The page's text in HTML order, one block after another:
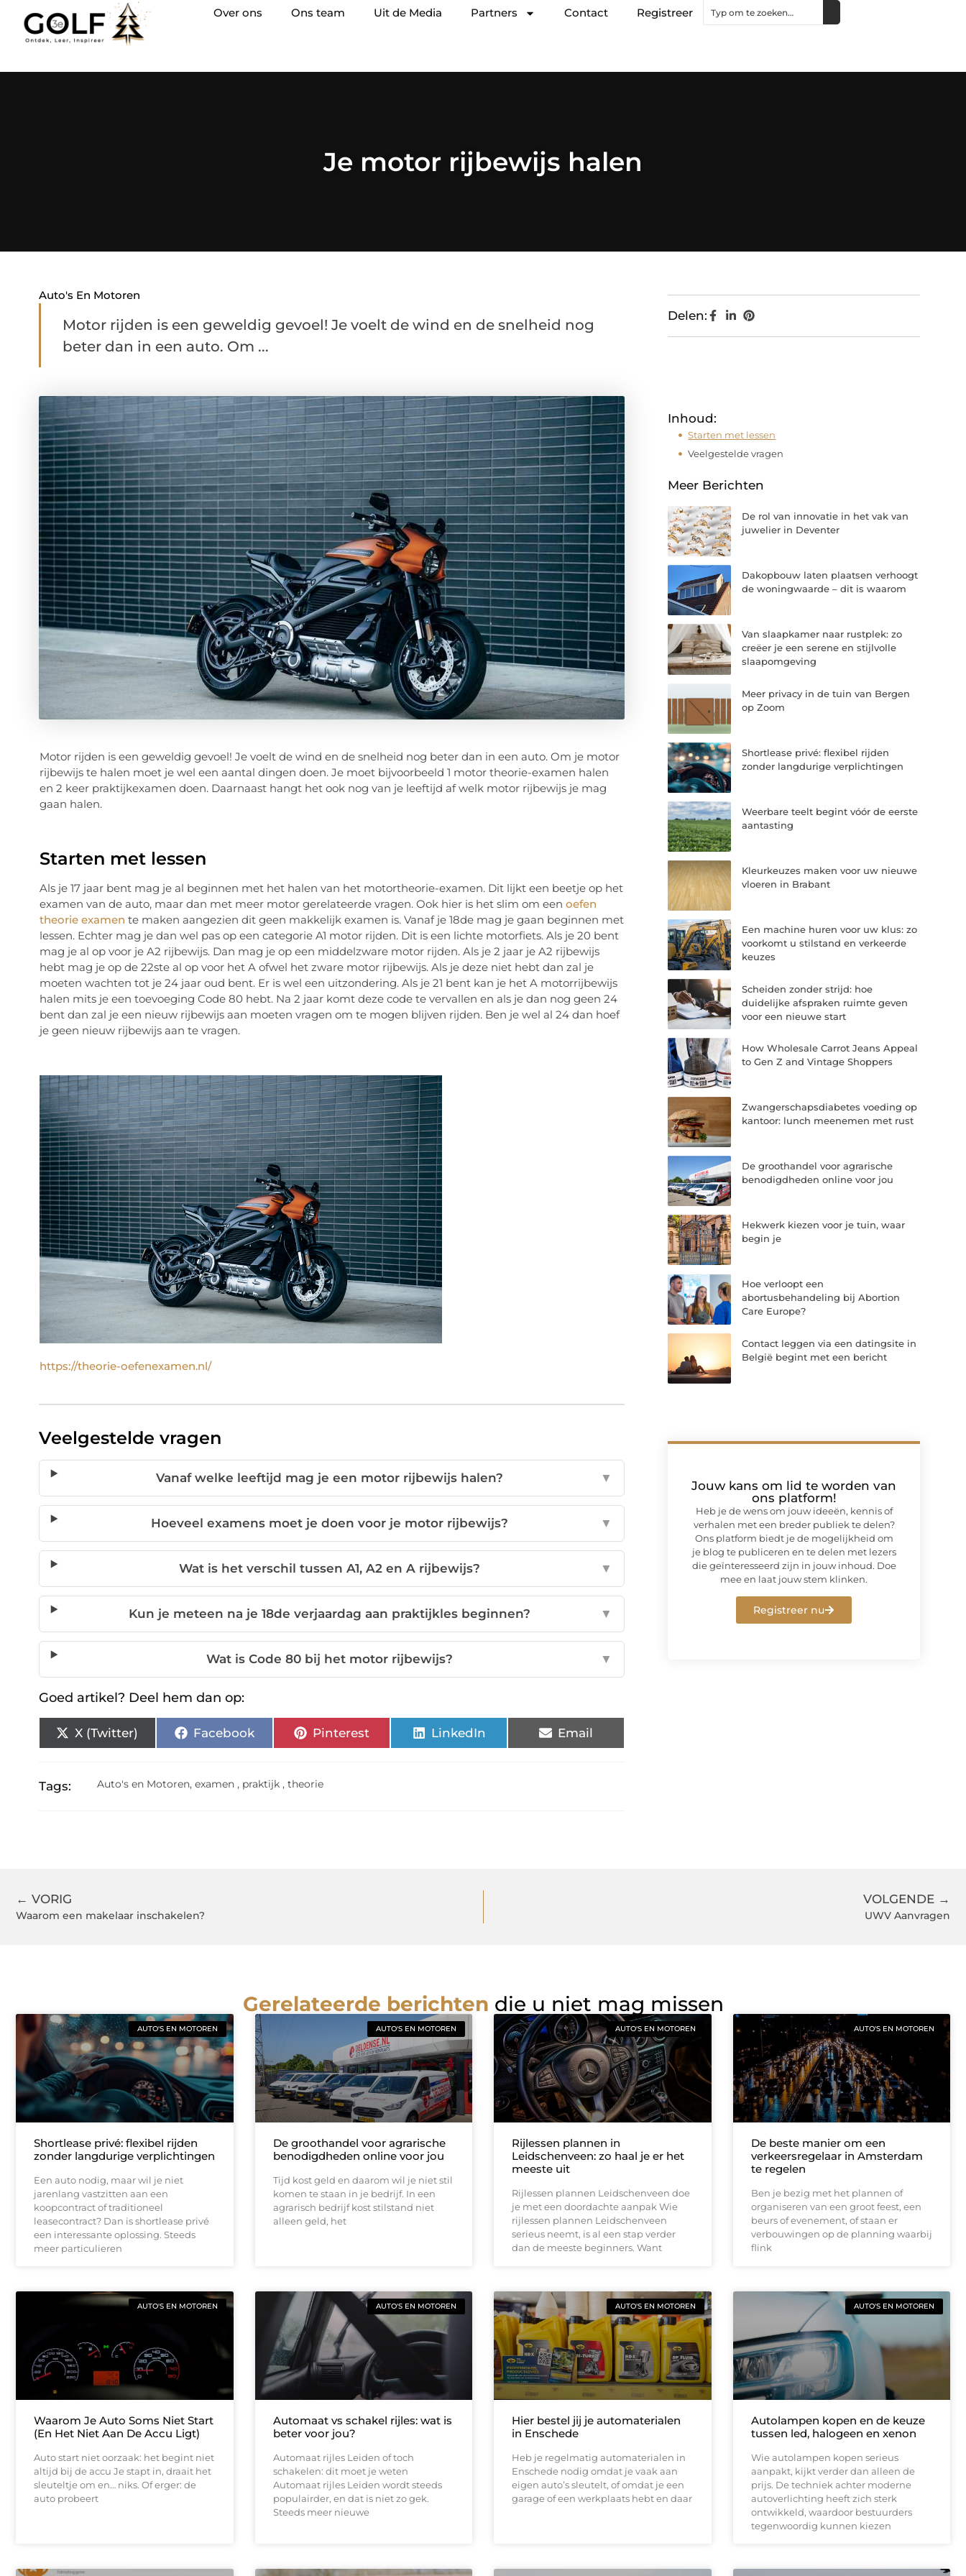
Over ons Ons team Uit de Media Partners Contact Registreer
Je motor rijbewijs halen
Auto's En Motoren
Motor rijden is een geweldig gevoel! Je voelt de wind en de snelheid nog
beter dan in een auto. Om ...
Motor rijden is een geweldig gevoel! Je voelt de wind en de snelheid nog beter dan in een auto. Om je motor
rijbewijs te halen moet je wel een aantal dingen doen. Je moet bijvoorbeeld 1 motor theorie-examen halen
en 2 keer praktijkexamen doen. Daarnaast hangt het ook nog van je leeftijd af welk motor rijbewijs je mag
gaan halen.
Starten met lessen
Als je 17 jaar bent mag je al beginnen met het halen van het motortheorie-examen. Dit lijkt een beetje op het
examen van de auto, maar dan met meer motor gerelateerde vragen. Ook hier is het slim om een oefen
theorie examen te maken aangezien dit geen makkelijk examen is. Vanaf je 18de mag je gaan beginnen met
lessen. Echter mag je dan wel pas op een categorie A1 motor rijden. Dit is een lichte motorfiets. Als je 20 bent
mag je al op voor je A2 rijbewijs. Dan mag je op een middelzware motor rijden. Als je 2 jaar je A2 rijbewijs
hebt mag je op de 22ste al op voor het A ofwel het zware motor rijbewijs. Als je deze niet hebt dan zal je
moeten wachten tot je 24 jaar oud bent. Er is wel een uitzondering. Als je 21 bent kan je het A motorrijbewijs
halen mits je een toevoeging Code 80 hebt. Na 2 jaar komt deze code te vervallen en als je dan nog geen 24
bent dan zal je een nieuw rijbewijs aan moeten vragen om te mogen blijven rijden. Ben je wel al 24 dan hoef
je geen nieuw rijbewijs aan te vragen.
https://theorie-oefenexamen.nl/
Veelgestelde vragen
Vanaf welke leeftijd mag je een motor rijbewijs halen? ▼
Hoeveel examens moet je doen voor je motor rijbewijs? ▼
Wat is het verschil tussen A1, A2 en A rijbewijs? ▼
Kun je meteen na je 18de verjaardag aan praktijkles beginnen? ▼
Wat is Code 80 bij het motor rijbewijs? ▼
Goed artikel? Deel hem dan op:
X (Twitter) Facebook Pinterest LinkedIn Email
Tags: Auto's en Motoren,examen , praktijk ,theorie
Delen:
Inhoud:
Starten met lessen
Veelgestelde vragen
Meer Berichten
De rol van innovatie in het vak van
juwelier in Deventer
Dakopbouw laten plaatsen verhoogt
de woningwaarde – dit is waarom
Van slaapkamer naar rustplek: zo
creëer je een serene en stijlvolle
slaapomgeving
Meer privacy in de tuin van Bergen
op Zoom
Shortlease privé: flexibel rijden
zonder langdurige verplichtingen
Weerbare teelt begint vóór de eerste
aantasting
Kleurkeuzes maken voor uw nieuwe
vloeren in Brabant
Een machine huren voor uw klus: zo
voorkomt u stilstand en verkeerde
keuzes
Scheiden zonder strijd: hoe
duidelijke afspraken ruimte geven
voor een nieuwe start
How Wholesale Carrot Jeans Appeal
to Gen Z and Vintage Shoppers
Zwangerschapsdiabetes voeding op
kantoor: lunch meenemen met rust
De groothandel voor agrarische
benodigdheden online voor jou
Hekwerk kiezen voor je tuin, waar
begin je
Hoe verloopt een
abortusbehandeling bij Abortion
Care Europe?
Contact leggen via een datingsite in
België begint met een bericht
Jouw kans om lid te worden van
ons platform!
Heb je de wens om jouw ideeën, kennis of
verhalen met een breder publiek te delen?
Ons platform biedt je de mogelijkheid om
je blog te publiceren en te delen met lezers
die geïnteresseerd zijn in jouw inhoud. Doe
mee en laat jouw stem klinken.
Registreer nu
← VORIG
Waarom een makelaar inschakelen?
VOLGENDE →
UWV Aanvragen
Gerelateerde berichten die u niet mag missen
AUTO'S EN MOTOREN
Shortlease privé: flexibel rijden
zonder langdurige verplichtingen
Een auto nodig, maar wil je niet
jarenlang vastzitten aan een
koopcontract of traditioneel
leasecontract? Dan is shortlease privé
een interessante oplossing. Steeds
meer particulieren
AUTO'S EN MOTOREN
De groothandel voor agrarische
benodigdheden online voor jou
Tijd kost geld en daarom wil je niet stil
komen te staan in je bedrijf. In een
agrarisch bedrijf kost stilstand niet
alleen geld, het
AUTO'S EN MOTOREN
Rijlessen plannen in
Leidschenveen: zo haal je er het
meeste uit
Rijlessen plannen Leidschenveen doe
je met een doordachte aanpak Wie
rijlessen plannen Leidschenveen
serieus neemt, is al een stap verder
dan de meeste beginners. Want
AUTO'S EN MOTOREN
De beste manier om een
verkeersregelaar in Amsterdam
te regelen
Ben je bezig met het plannen of
organiseren van een groot feest, een
beurs of evenement, of staan er
verbouwingen op de planning waarbij
flink
AUTO'S EN MOTOREN
Waarom Je Auto Soms Niet Start
(En Het Niet Aan De Accu Ligt)
Auto start niet oorzaak: het begint niet
altijd bij de accu Je stapt in, draait het
sleuteltje om en… niks. Of erger: de
auto probeert
AUTO'S EN MOTOREN
Automaat vs schakel rijles: wat is
beter voor jou?
Automaat rijles Leiden of toch
schakelen: dit moet je weten
Automaat rijles Leiden wordt steeds
populairder, en dat is niet zo gek.
Steeds meer nieuwe
AUTO'S EN MOTOREN
Hier bestel jij je automaterialen
in Enschede
Heb je regelmatig automaterialen in
Enschede nodig omdat je vaak aan
eigen auto’s sleutelt, of omdat je een
garage of een werkplaats hebt en daar
AUTO'S EN MOTOREN
Autolampen kopen en de keuze
tussen led, halogeen en xenon
Wie autolampen kopen serieus
aanpakt, kijkt verder dan alleen de
prijs. De techniek achter moderne
autoverlichting heeft zich sterk
ontwikkeld, waardoor bestuurders
tegenwoordig kunnen kiezen